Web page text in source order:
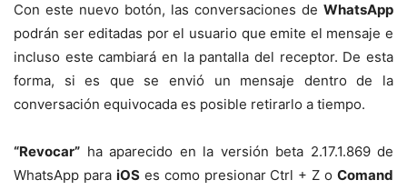
Con este nuevo botón, las conversaciones de WhatsApp
podrán ser editadas por el usuario que emite el mensaje e
incluso este cambiará en la pantalla del receptor. De esta
forma, si es que se envió un mensaje dentro de la
conversación equivocada es posible retirarlo a tiempo.
“Revocar” ha aparecido en la versión beta 2.17.1.869 de
WhatsApp para iOSes como presionar Ctrl + Z oComand